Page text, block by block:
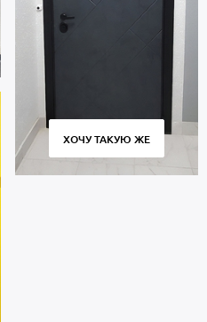
ХОЧУ ТАКУЮ ЖЕ